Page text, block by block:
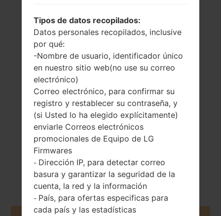
159 gramos (5.61
onzas)
2800 mAh
Android 8.x Oreo
Abril, 2016
Tipos de datos recopilados:
Datos personales recopilados, inclusive
por qué:
-Nombre de usuario, identificador único
en nuestro sitio web(no use su correo
electrónico)
Correo electrónico, para confirmar su
registro y restablecer su contraseña, y
(si Usted lo ha elegido explícitamente)
enviarle Correos electrónicos
promocionales de Equipo de LG
Firmwares
- Dirección IP, para detectar correo
basura y garantizar la seguridad de la
cuenta, la red y la información
- País, para ofertas especificas para
cada país y las estadísticas